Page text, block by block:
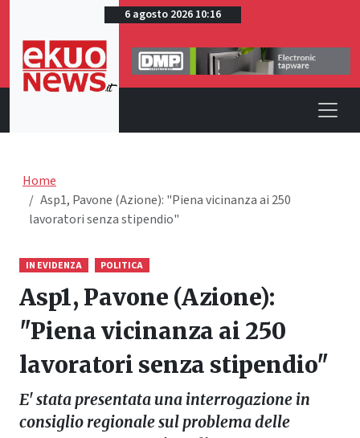
6 agosto 2026 10:16
Home
Asp1, Pavone (Azione): "Piena vicinanza ai 250
lavoratori senza stipendio"
IN EVIDENZA POLITICA
Asp1, Pavone (Azione):
"Piena vicinanza ai 250
lavoratori senza stipendio"
E' stata presentata una interrogazione in
consiglio regionale sul problema delle